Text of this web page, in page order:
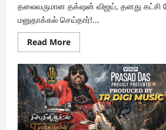
தலைவருமான தக்‌ஷன் விஜய், தனது கட்சி
மனுதாக்கல் செய்தார்!...
Read MoreRead
more
பீர்
பாட்டில்
மாலை
அணிந்து,
வேட்புமனு
தாக்கல்
செய்த
நடிகர்!